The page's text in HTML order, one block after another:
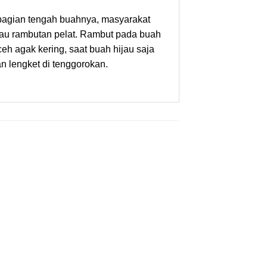
tengah buahnya, masyarakat
rambutan pelat. Rambut pada buah
agak kering, saat buah hijau saja
lengket di tenggorokan.